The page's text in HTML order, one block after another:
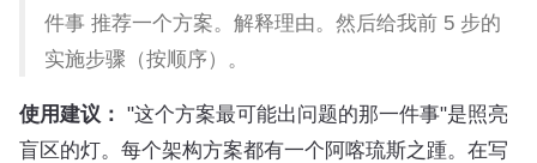
件事 推荐一个方案。解释理由。然后给我前 5 步的
实施步骤（按顺序）。
使用建议： "这个方案最可能出问题的那一件事"是照亮
盲区的灯。每个架构方案都有一个阿喀琉斯之踵。在写